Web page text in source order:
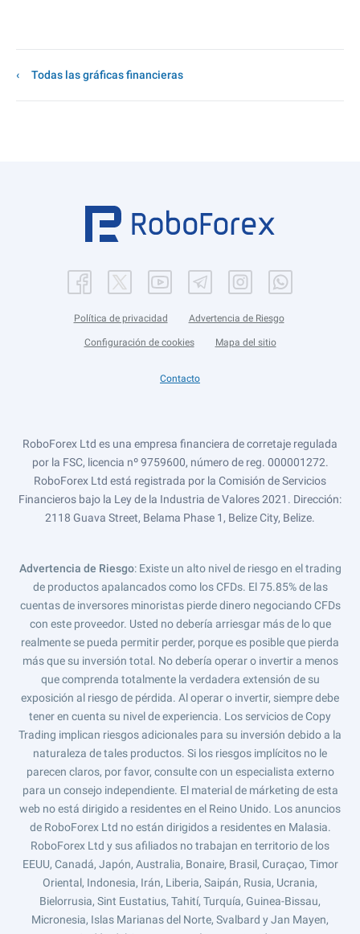
Todas las gráficas financieras
Política de privacidad Advertencia de Riesgo
Configuración de cookies Mapa del sitio
Contacto
RoboForex Ltd es una empresa financiera de corretaje regulada
por la FSC, licencia nº 9759600, número de reg. 000001272.
RoboForex Ltd está registrada por la Comisión de Servicios
Financieros bajo la Ley de la Industria de Valores 2021. Dirección:
2118 Guava Street, Belama Phase 1, Belize City, Belize.
Advertencia de Riesgo: Existe un alto nivel de riesgo en el trading
de productos apalancados como los CFDs. El 75.85% de las
cuentas de inversores minoristas pierde dinero negociando CFDs
con este proveedor. Usted no debería arriesgar más de lo que
realmente se pueda permitir perder, porque es posible que pierda
más que su inversión total. No debería operar o invertir a menos
que comprenda totalmente la verdadera extensión de su
exposición al riesgo de pérdida. Al operar o invertir, siempre debe
tener en cuenta su nivel de experiencia. Los servicios de Copy
Trading implican riesgos adicionales para su inversión debido a la
naturaleza de tales productos. Si los riesgos implícitos no le
parecen claros, por favor, consulte con un especialista externo
para un consejo independiente. El material de márketing de esta
web no está dirigido a residentes en el Reino Unido. Los anuncios
de RoboForex Ltd no están dirigidos a residentes en Malasia.
RoboForex Ltd y sus afiliados no trabajan en territorio de los
EEUU, Canadá, Japón, Australia, Bonaire, Brasil, Curaçao, Timor
Oriental, Indonesia, Irán, Liberia, Saipán, Rusia, Ucrania,
Bielorrusia, Sint Eustatius, Tahití, Turquía, Guinea-Bissau,
Micronesia, Islas Marianas del Norte, Svalbard y Jan Mayen,